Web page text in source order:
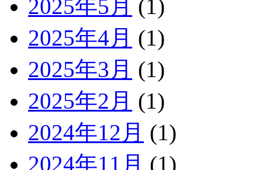
2025年5月 (1)
2025年4月 (1)
2025年3月 (1)
2025年2月 (1)
2024年12月 (1)
2024年11月 (1)